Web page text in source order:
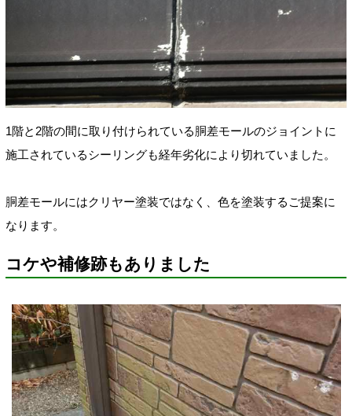
1階と2階の間に取り付けられている胴差モールのジョイントに
施工されているシーリングも経年劣化により切れていました。
胴差モールにはクリヤー塗装ではなく、色を塗装するご提案に
なります。
コケや補修跡もありました